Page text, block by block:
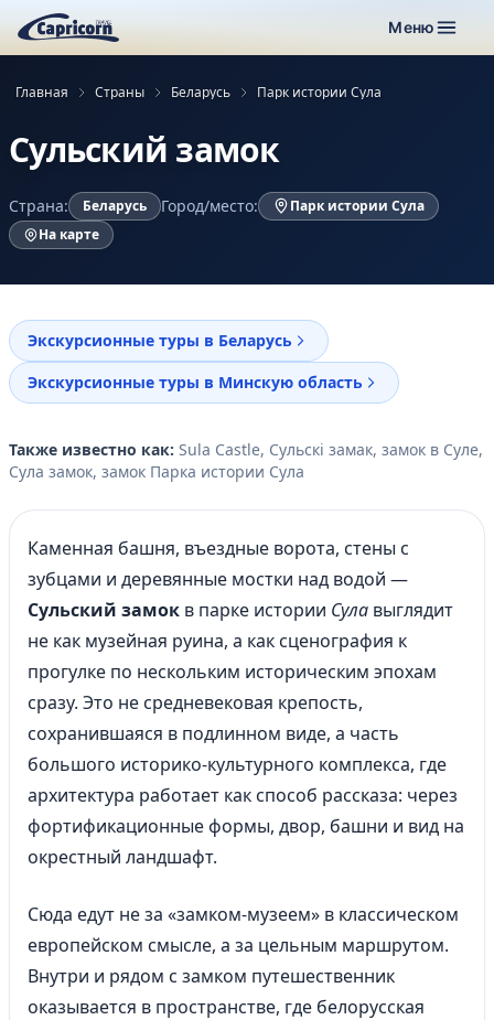
Меню
Главная Страны Беларусь Парк истории Сула
Сульский замок
Страна: Беларусь Город/место:
Парк истории Сула
На карте
Экскурсионные туры в Беларусь
Экскурсионные туры в Минскую область
Также известно как: Sula Castle, Сульскі замак, замок в Суле,
Сула замок, замок Парка истории Сула
Каменная башня, въездные ворота, стены с
зубцами и деревянные мостки над водой —
Сульский замок в парке истории Сула выглядит
не как музейная руина, а как сценография к
прогулке по нескольким историческим эпохам
сразу. Это не средневековая крепость,
сохранившаяся в подлинном виде, а часть
большого историко-культурного комплекса, где
архитектура работает как способ рассказа: через
фортификационные формы, двор, башни и вид на
окрестный ландшафт.
Сюда едут не за «замком-музеем» в классическом
европейском смысле, а за цельным маршрутом.
Внутри и рядом с замком путешественник
оказывается в пространстве, где белорусская